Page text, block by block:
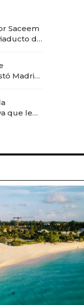
Saceem
de
Madrid:
que le